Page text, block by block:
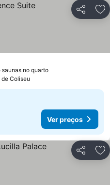
Partilhar
saunas no quarto
de Coliseu
Ver preços
Partilhar